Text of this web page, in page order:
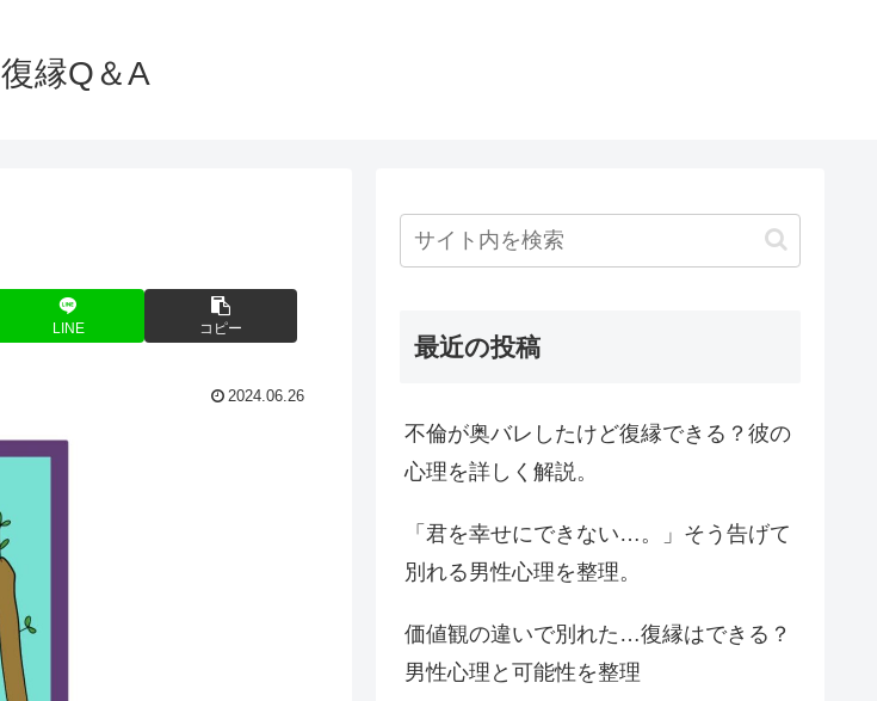
復縁Q＆A
LINE コピー
2024.06.26
最近の投稿
不倫が奥バレしたけど復縁できる？彼の
心理を詳しく解説。
「君を幸せにできない…。」そう告げて
別れる男性心理を整理。
価値観の違いで別れた…復縁はできる？
男性心理と可能性を整理